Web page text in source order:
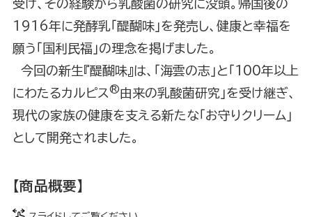
受け、その経験から乳酸菌の研究に没頭。帰国後の
1916年に発酵乳「醍醐味」を発売し、健康と幸福を
願う「国利民福」の理念を掲げました。
今回の新生『醍醐味』は、「海雲の志」と「100年以上
にわたるカルピス ®由来の乳酸菌研究」を受け継ぎ、
現代の家族の健康を支える新たな「お守りクリーム」
として開発されました。
【商品概要】